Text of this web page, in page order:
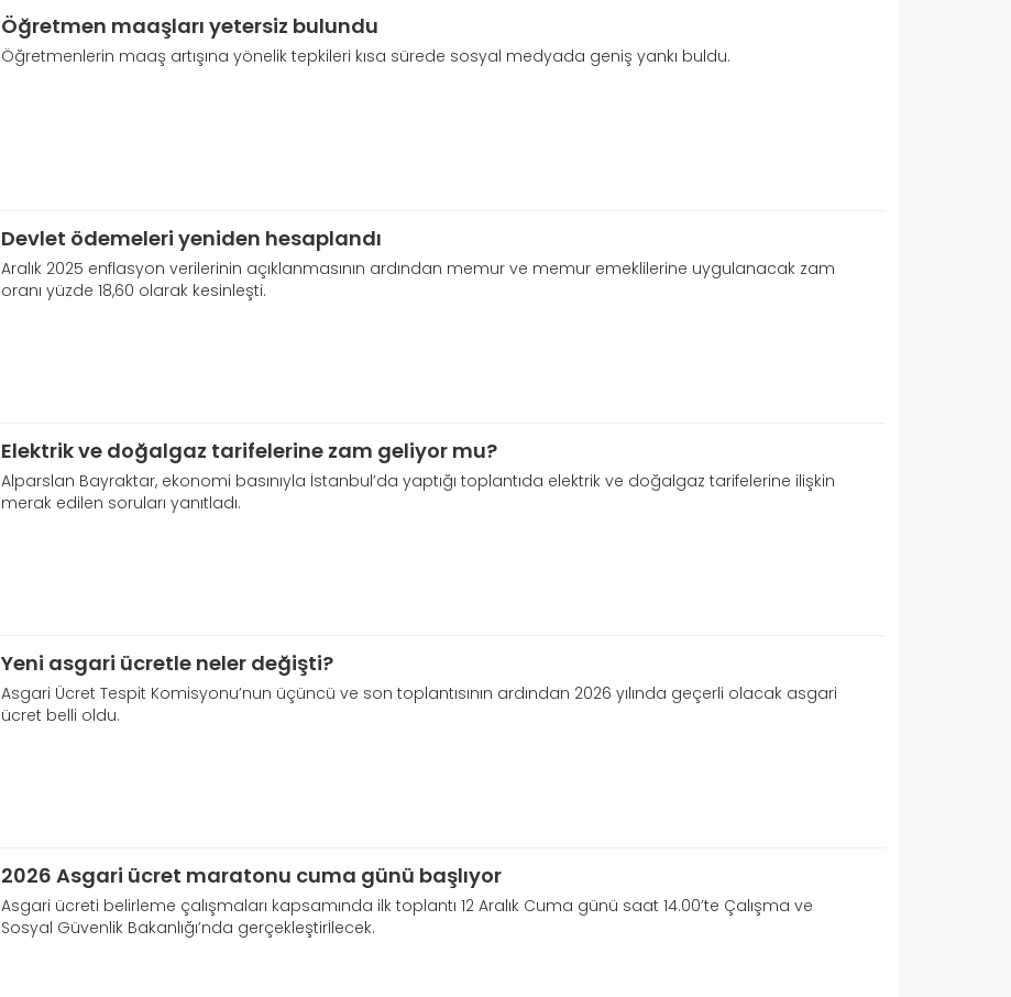
Öğretmen maaşları yetersiz bulundu
Öğretmenlerin maaş artışına yönelik tepkileri kısa sürede sosyal medyada geniş yankı buldu.
Devlet ödemeleri yeniden hesaplandı
Aralık 2025 enflasyon verilerinin açıklanmasının ardından memur ve memur emeklilerine uygulanacak zam
oranı yüzde 18,60 olarak kesinleşti.
Elektrik ve doğalgaz tarifelerine zam geliyor mu?
Alparslan Bayraktar, ekonomi basınıyla İstanbul’da yaptığı toplantıda elektrik ve doğalgaz tarifelerine ilişkin
merak edilen soruları yanıtladı.
Yeni asgari ücretle neler değişti?
Asgari Ücret Tespit Komisyonu’nun üçüncü ve son toplantısının ardından 2026 yılında geçerli olacak asgari
ücret belli oldu.
2026 Asgari ücret maratonu cuma günü başlıyor
Asgari ücreti belirleme çalışmaları kapsamında ilk toplantı 12 Aralık Cuma günü saat 14.00’te Çalışma ve
Sosyal Güvenlik Bakanlığı’nda gerçekleştirİlecek.